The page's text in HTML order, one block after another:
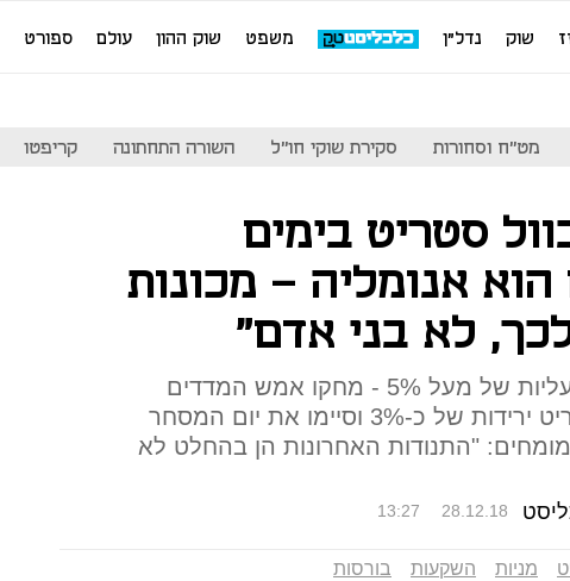
שוק נדל"ן משפט שוק ההון עולם ספורט
מט"ח וסחורות סקירת שוקי חו"ל השורה התחתונה קריפטו
סטריט בימים
הוא אנומליה - מכונות
לא בני אדם"
יום לאחר שרשמו עליות של מעל 5% - מחקו אמש המדדים
המובילים בוול סטריט ירידות של כ-3% וסיימו את יום המסחר
מומחים: "התנודות האחרונות הן בהחלט לא
13:27 28.12.18
מניות השקעות בורסות